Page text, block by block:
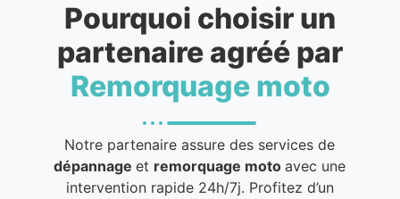
Pourquoi choisir un
partenaire agréé par
Remorquage moto
Notre partenaire assure des services de
dépannageet remorquage motoavec une
intervention rapide 24h/7j. Profitez d’un